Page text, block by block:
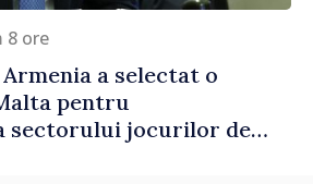
8 ore
Armenia a selectat o
pentru
sectorului jocurilor de